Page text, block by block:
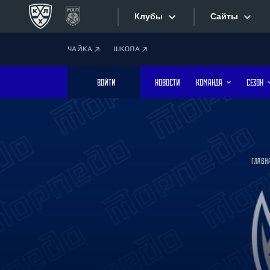
Клубы
Дивизион Боброва
Лада
Сайты
Фотобанк
ЧАЙКА ШКОЛА
ВОЙТИ НОВОСТИ КОМАНДА СЕЗОН